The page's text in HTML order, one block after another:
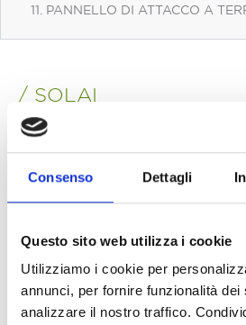
Consenso Dettagli
Questo sito web utilizza i cookie
Utilizziamo i cookie per
annunci, per fornire funzionalità dei
analizzare il nostro traffico.
PANNELLO DI ATTACCO A
/ SOLAI
SOLAIO A